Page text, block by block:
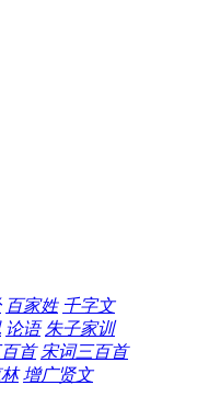
百家姓 千字文
论语 朱子家训
首 宋词三百首
增广贤文